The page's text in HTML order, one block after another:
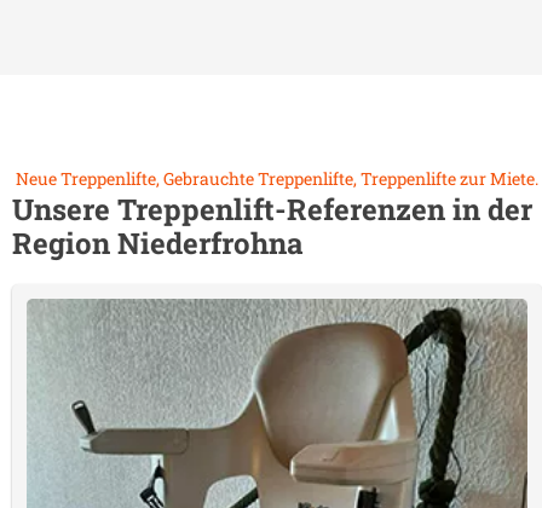
Neue Treppenlifte, Gebrauchte Treppenlifte, Treppenlifte zur Miete.
Unsere Treppenlift-Referenzen in der
RegionNiederfrohna